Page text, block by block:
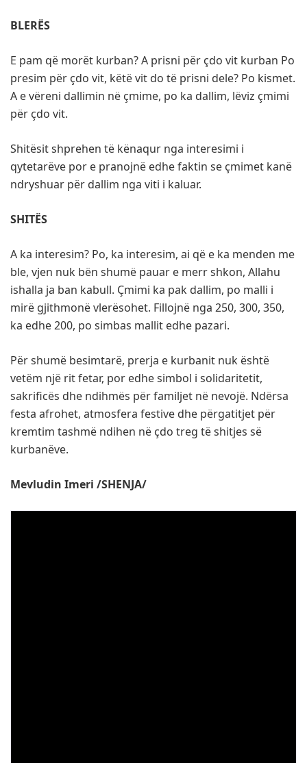
BLERËS
E pam që morët kurban? A prisni për çdo vit kurban Po
presim për çdo vit, këtë vit do të prisni dele? Po kismet.
A e vëreni dallimin në çmime, po ka dallim, lëviz çmimi
për çdo vit.
Shitësit shprehen të kënaqur nga interesimi i
qytetarëve por e pranojnë edhe faktin se çmimet kanë
ndryshuar për dallim nga viti i kaluar.
SHITËS
A ka interesim? Po, ka interesim, ai që e ka menden me
ble, vjen nuk bën shumë pauar e merr shkon, Allahu
ishalla ja ban kabull. Çmimi ka pak dallim, po malli i
mirë gjithmonë vlerësohet. Fillojnë nga 250, 300, 350,
ka edhe 200, po simbas mallit edhe pazari.
Për shumë besimtarë, prerja e kurbanit nuk është
vetëm një rit fetar, por edhe simbol i solidaritetit,
sakrificës dhe ndihmës për familjet në nevojë. Ndërsa
festa afrohet, atmosfera festive dhe përgatitjet për
kremtim tashmë ndihen në çdo treg të shitjes së
kurbanëve.
Mevludin Imeri /SHENJA/